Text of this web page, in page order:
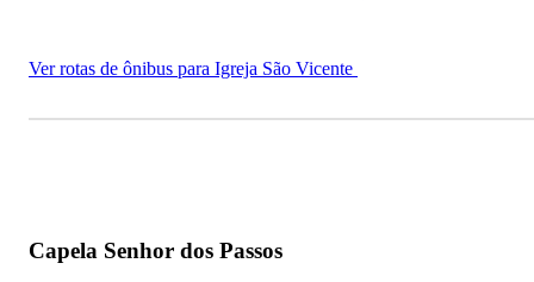
Ver rotas de ônibus para Igreja São Vicente
Capela Senhor dos Passos